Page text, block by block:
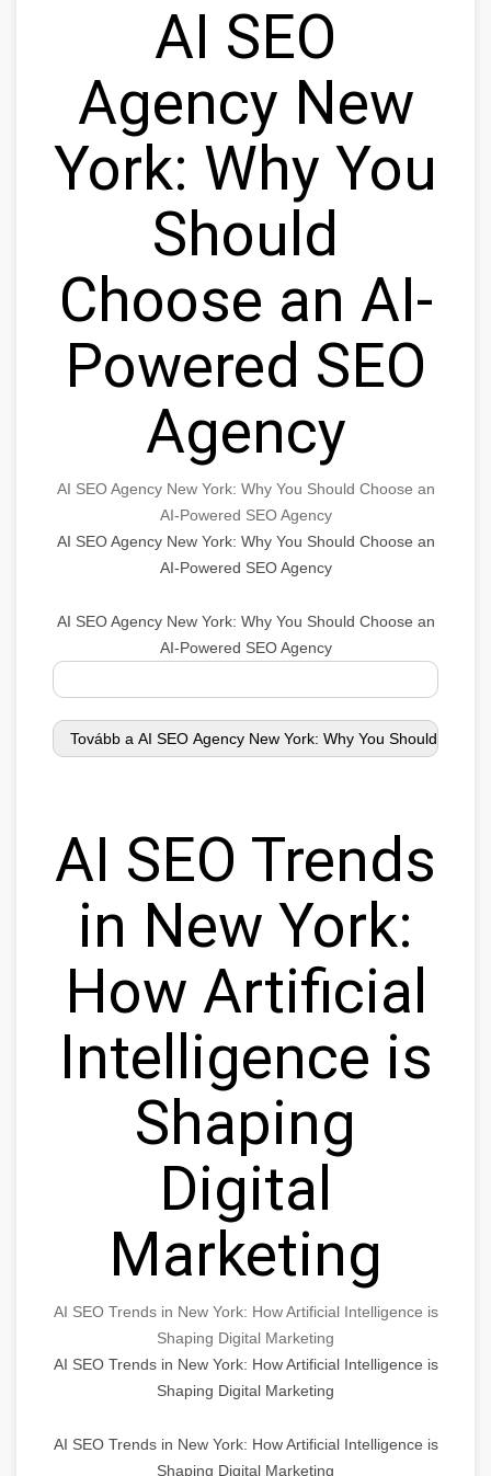
AI SEO
Agency New
York: Why You
Should
Choose an AI-
Powered SEO
Agency
AI SEO Agency New York: Why You Should Choose an
AI-Powered SEO Agency
AI SEO Agency New York: Why You Should Choose an
AI-Powered SEO Agency
AI SEO Agency New York: Why You Should Choose an
AI-Powered SEO Agency
AI SEO Trends
in New York:
How Artificial
Intelligence is
Shaping
Digital
Marketing
AI SEO Trends in New York: How Artificial Intelligence is
Shaping Digital Marketing
AI SEO Trends in New York: How Artificial Intelligence is
Shaping Digital Marketing
AI SEO Trends in New York: How Artificial Intelligence is
Shaping Digital Marketing